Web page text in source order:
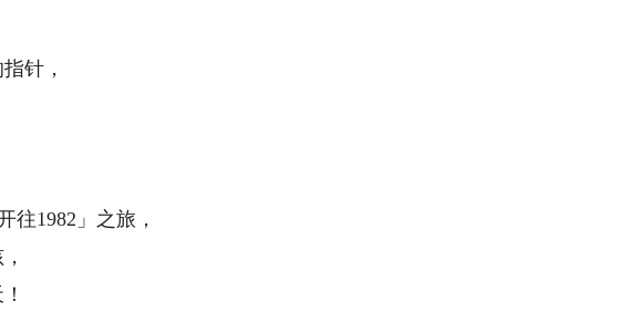
针，
1982」之旅，